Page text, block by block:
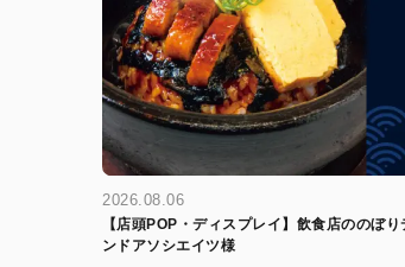
2026.08.06
【店頭POP・ディスプレイ】飲食店ののぼ
ンドアソシエイツ様